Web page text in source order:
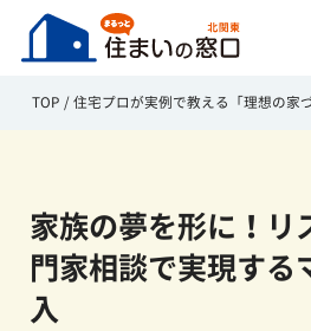
TOP 住宅プロが実例で教える「理想の家
家族の夢を形に！リ
門家相談で実現する
入